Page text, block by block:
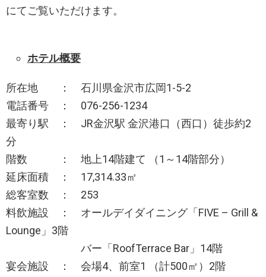
にてご覧いただけます。
ホテル概要
所在地 ： 石川県金沢市広岡1-5-2
電話番号 ： 076-256-1234
最寄り駅 ： JR金沢駅 金沢港口（西口）徒歩約2
分
階数 ： 地上14階建て （1～14階部分）
延床面積 ： 17,314.33㎡
総客室数 ： 253
料飲施設 ： オールデイダイニング「FIVE – Grill &
Lounge」3階
バー「RoofTerrace Bar」14階
宴会施設 ： 会場4、前室1 （計500㎡）2階